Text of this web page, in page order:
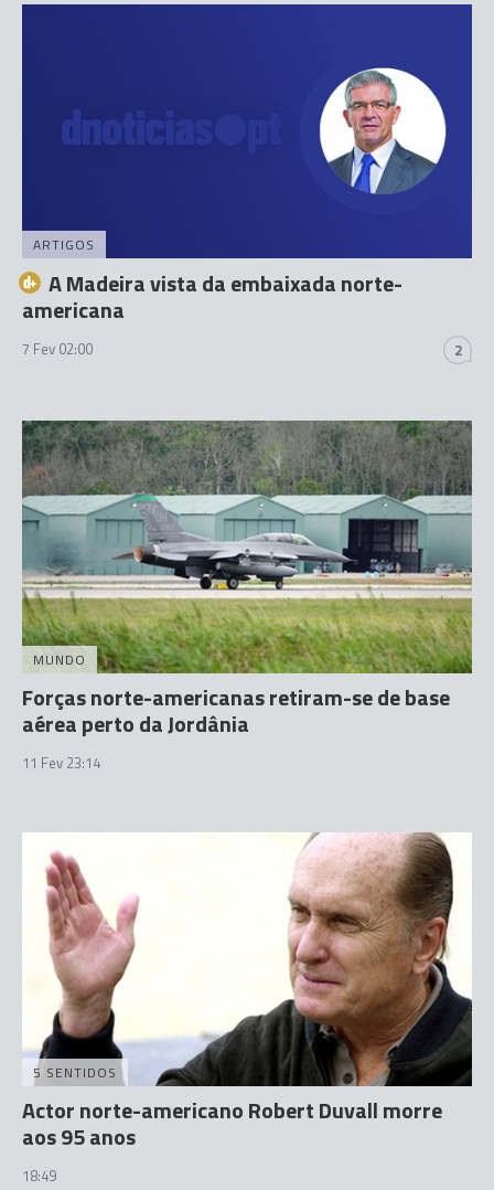
ARTIGOS
A Madeira vista da embaixada norte-
americana
7 Fev 02:00 2
MUNDO
Forças norte-americanas retiram-se de base
aérea perto da Jordânia
11 Fev 23:14
5 SENTIDOS
Actor norte-americano Robert Duvall morre
aos 95 anos
18:49